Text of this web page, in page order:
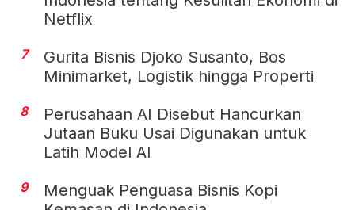
Netflix
7
Gurita Bisnis Djoko Susanto, Bos
Minimarket, Logistik hingga Properti
8
Perusahaan AI Disebut Hancurkan
Jutaan Buku Usai Digunakan untuk
Latih Model AI
9
Menguak Penguasa Bisnis Kopi